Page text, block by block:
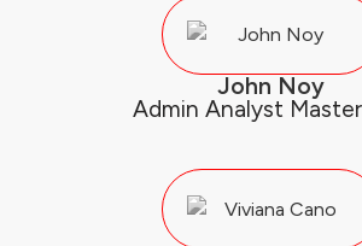
John Noy
Admin Analyst